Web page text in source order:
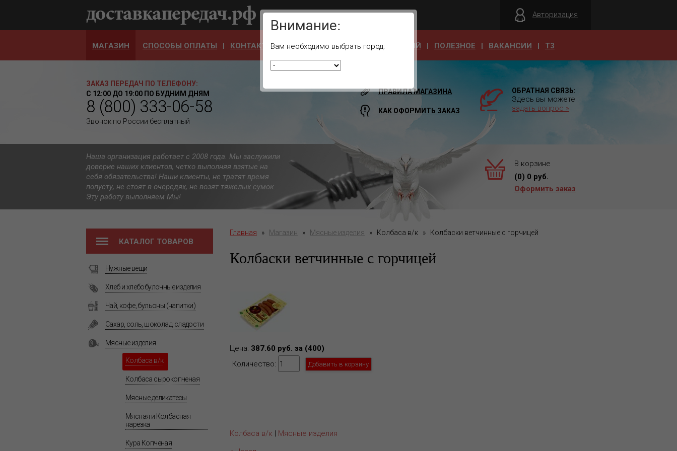
Ваш город: Авторизация
МАГАЗИН СПОСОБЫ ОПЛАТЫ КОНТАКТЫ ОТЗЫВЫ АДРЕСА УЧРЕЖДЕНИЙ ПОЛЕЗНОЕ ВАКАНСИИ T3
ЗАКАЗ ПЕРЕДАЧ ПО ТЕЛЕФОНУ:
С 12:00 ДО 19:00 ПО БУДНИМ ДНЯМ
8 (800) 333-06-58
Звонок по России бесплатный
ОБРАТНАЯ СВЯЗЬ:
Здесь вы можете
задать вопрос »
ПРАВИЛА МАГАЗИНА
КАК ОФОРМИТЬ ЗАКАЗ
Наша организация работает с 2008 года. Мы заслужили
доверие наших клиентов, четко выполняя взятые на
себя обязательства! Наши клиенты, не тратят время
попусту, не стоят в очередях, не возят тяжелых сумок.
Эту работу выполняем Мы!
В корзине
(0) 0 руб.
Оформить заказ
КАТАЛОГ ТОВАРОВ
Нужные вещи
Хлеб и хлебобулочные изделия
Чай, кофе, бульоны (напитки)
Сахар, соль, шоколад, сладости
Мясные изделия
Колбаса в/к
Колбаса сырокопченая
Мясные деликатесы
Мясная и Колбасная
нарезка
Кура Копченая
Главная » Магазин » Мясные изделия » Колбаса в/к » Колбаски ветчинные с горчицей
Колбаски ветчинные с горчицей
Цена: 387.60 руб. за (400)
Количество:
Колбаса в/к | Мясные изделия
Внимание:
Вам необходимо выбрать город: